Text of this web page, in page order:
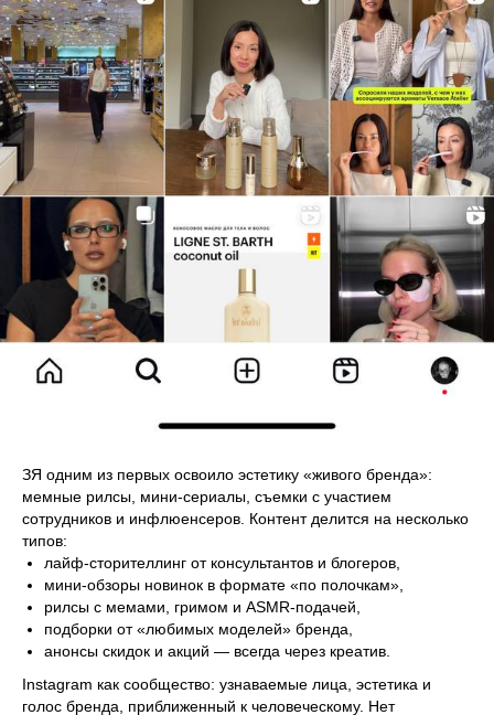
ЗЯ одним из первых освоило эстетику «живого бренда»:
мемные рилсы, мини-сериалы, съемки с участием
сотрудников и инфлюенсеров. Контент делится на несколько
типов:
лайф-сторителлинг от консультантов и блогеров,
мини-обзоры новинок в формате «по полочкам»,
рилсы с мемами, гримом и ASMR-подачей,
подборки от «любимых моделей» бренда,
анонсы скидок и акций — всегда через креатив.
Instagram как сообщество: узнаваемые лица, эстетика и
голос бренда, приближенный к человеческому. Нет